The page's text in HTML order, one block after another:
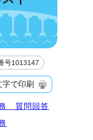
号1013147
字で印刷
務 質問回答